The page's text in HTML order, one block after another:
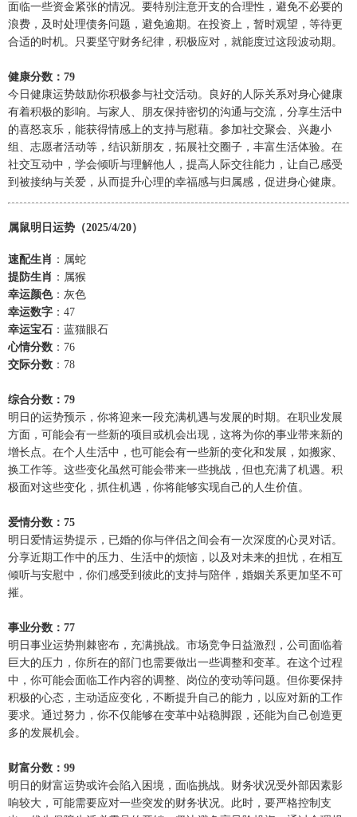
面临一些资金紧张的情况。要特别注意开支的合理性，避免不必要的
浪费，及时处理债务问题，避免逾期。在投资上，暂时观望，等待更
合适的时机。只要坚守财务纪律，积极应对，就能度过这段波动期。
健康分数：79
今日健康运势鼓励你积极参与社交活动。良好的人际关系对身心健康
有着积极的影响。与家人、朋友保持密切的沟通与交流，分享生活中
的喜怒哀乐，能获得情感上的支持与慰藉。参加社交聚会、兴趣小
组、志愿者活动等，结识新朋友，拓展社交圈子，丰富生活体验。在
社交互动中，学会倾听与理解他人，提高人际交往能力，让自己感受
到被接纳与关爱，从而提升心理的幸福感与归属感，促进身心健康。
属鼠明日运势（2025/4/20）
速配生肖 ：属蛇
提防生肖 ：属猴
幸运颜色：灰色
幸运数字 ：47
幸运宝石 ：蓝猫眼石
心情分数 ：76
交际分数 ：78
综合分数：79
明日的运势预示，你将迎来一段充满机遇与发展的时期。在职业发展
方面，可能会有一些新的项目或机会出现，这将为你的事业带来新的
增长点。在个人生活中，也可能会有一些新的变化和发展，如搬家、
换工作等。这些变化虽然可能会带来一些挑战，但也充满了机遇。积
极面对这些变化，抓住机遇，你将能够实现自己的人生价值。
爱情分数：75
明日爱情运势提示，已婚的你与伴侣之间会有一次深度的心灵对话。
分享近期工作中的压力、生活中的烦恼，以及对未来的担忧，在相互
倾听与安慰中，你们感受到彼此的支持与陪伴，婚姻关系更加坚不可
摧。
事业分数：77
明日事业运势荆棘密布，充满挑战。市场竞争日益激烈，公司面临着
巨大的压力，你所在的部门也需要做出一些调整和变革。在这个过程
中，你可能会面临工作内容的调整、岗位的变动等问题。但你要保持
积极的心态，主动适应变化，不断提升自己的能力，以应对新的工作
要求。通过努力，你不仅能够在变革中站稳脚跟，还能为自己创造更
多的发展机会。
财富分数：99
明日的财富运势或许会陷入困境，面临挑战。财务状况受外部因素影
响较大，可能需要应对一些突发的财务状况。此时，要严格控制支